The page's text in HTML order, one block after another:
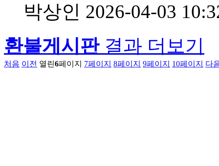
박상인 2026-04-03
환불게시판결과 더보기
처음 이전 열린6페이지 7페이지 8페이지 9페이지 10페이지 다